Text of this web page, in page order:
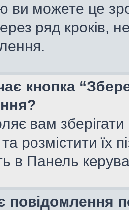
ви можете це
ряд кроків,
кнопка
вам
розмістити їх
в Панель
повідомлення